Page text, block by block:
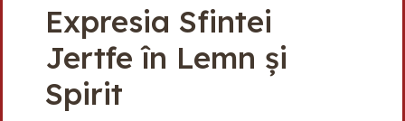
o
o
e
d
t
e r
Expresia Sfintei
Jertfe în Lemn și
Spirit